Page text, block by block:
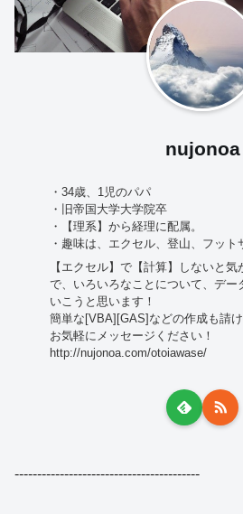
nujonoa
・34歳、1児のパパ
・旧帝国大学大学院卒
・【理系】から経理に配属。
・趣味は、エクセル、登山、フット
【エクセル】で【計算】しないと
で、いろいろなことについて、デー
いこうと思います！
簡単な[VBA][GAS]などの作成も請け
お気軽にメッセージください！
http://nujonoa.com/otoiawase/
-----------------------------------------